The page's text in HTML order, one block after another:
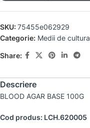
SKU: 75455e062929
Categorie: Medii de cultura
Share:
Descriere
BLOOD AGAR BASE 100G
Cod produs: LCH.620005